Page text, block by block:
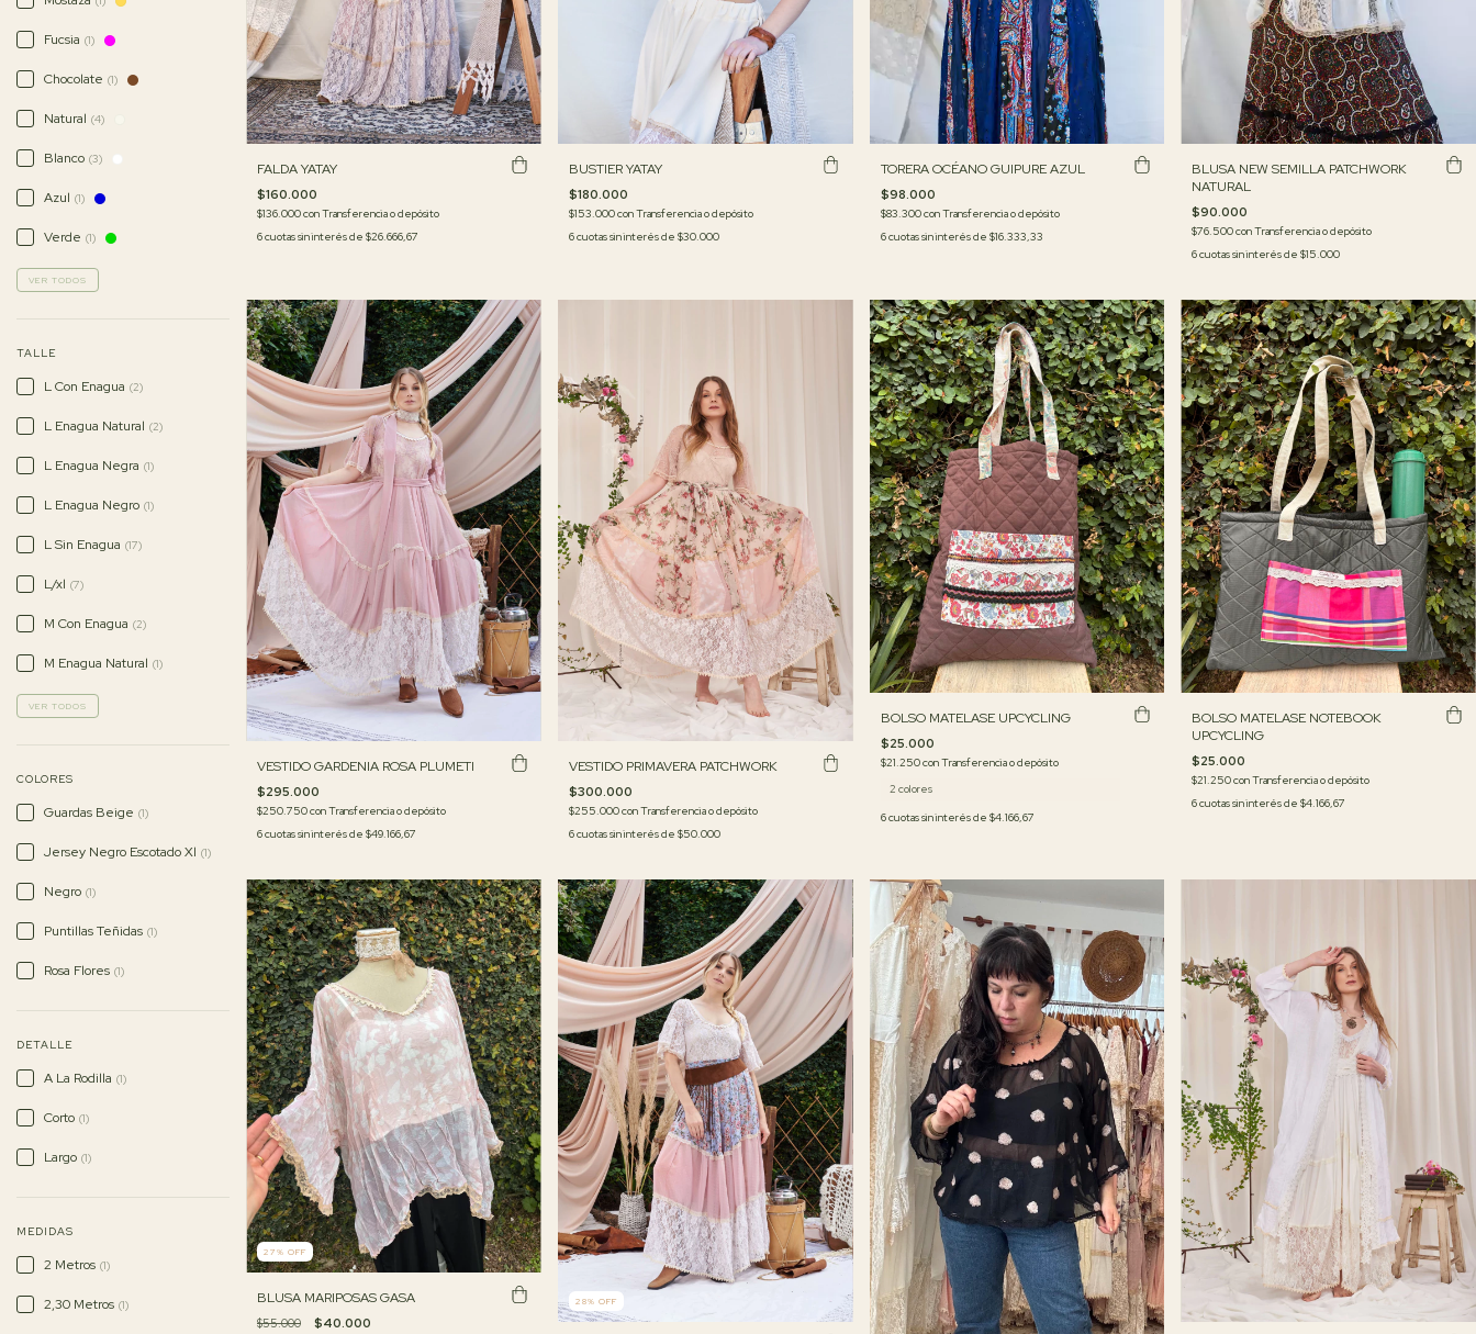
Fucsia (1)
Chocolate (1)
Natural (4)
Blanco (3)
Azul (1)
Verde (1)
VER TODOS
TALLE
L Con Enagua (2)
L Enagua Natural (2)
L Enagua Negra (1)
L Enagua Negro (1)
L Sin Enagua (17)
L/xl (7)
M Con Enagua (2)
M Enagua Natural (1)
VER TODOS
COLORES
Guardas Beige (1)
Jersey Negro Escotado Xl (1)
Negro (1)
Puntillas Teñidas (1)
Rosa Flores (1)
DETALLE
A La Rodilla (1)
Corto (1)
Largo (1)
MEDIDAS
2 Metros (1)
2,30 Metros (1)
FALDA YATAY
$160.000
$136.000conTransferencia o depósito
6cuotas sin interés de $26.666,67
BUSTIER YATAY
$180.000
$153.000conTransferencia o depósito
6cuotas sin interés de $30.000
TORERA OCÉANO GUIPURE AZUL
$98.000
$83.300conTransferencia o depósito
6cuotas sin interés de $16.333,33
BLUSA NEW SEMILLA PATCHWORK
NATURAL
$90.000
$76.500conTransferencia o depósito
6cuotas sin interés de$15.000
VESTIDO GARDENIA ROSA PLUMETI
$295.000
$250.750conTransferencia o depósito
6cuotas sin interés de $49.166,67
VESTIDO PRIMAVERA PATCHWORK
$300.000
$255.000conTransferencia o depósito
6cuotas sin interés de $50.000
BOLSO MATELASE UPCYCLING
$25.000
$21.250conTransferencia o depósito
2 colores
6cuotas sin interés de $4.166,67
BOLSO MATELASE NOTEBOOK
UPCYCLING
$25.000
$21.250conTransferencia o depósito
6cuotas sin interés de$4.166,67
27 % OFF
BLUSA MARIPOSAS GASA
$55.000 $40.000
28% OFF